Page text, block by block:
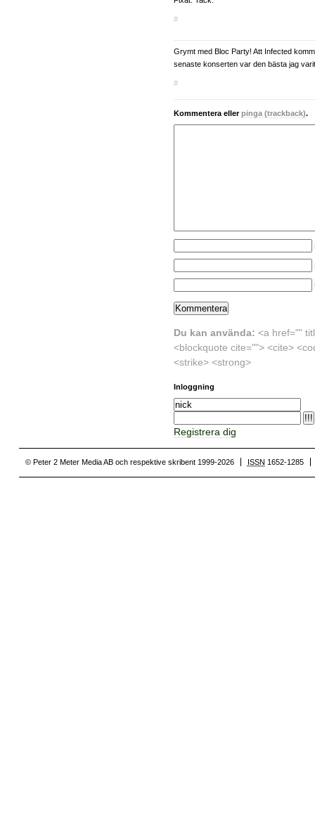
#
Grymt med Bloc Party! Att Infected
senaste konserten var den bästa jag
#
Kommentera ellerpinga (trackback).
Du kan använda: <a href=""
<blockquote cite=""> <cite>
<strike> <strong>
Inloggning
Registrera dig
© Peter 2 Meter Media AB och respektive skribent 1999-2026 ISSN 1652-1285